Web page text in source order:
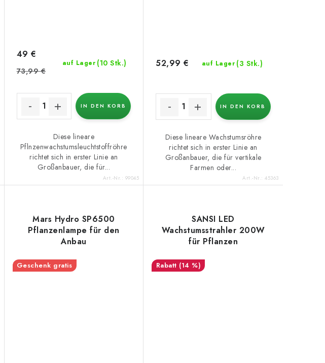
auf Lager (10 Stk.)
49 €
73,99 €
IN DEN KORB
Diese lineare
Pflnzenwachstumsleuchtstoffröhre
richtet sich in erster Linie an
Großanbauer, die für...
Art.-Nr.: 99045
auf Lager (3 Stk.)
52,99 €
IN DEN KORB
Diese lineare Wachstumsröhre
richtet sich in erster Linie an
Großanbauer, die für vertikale
Farmen oder...
Art.-Nr.:45363
Mars Hydro SP6500
Pflanzenlampe für den
Anbau
Geschenk gratis
SANSI LED
Wachstumsstrahler 200W
für Pflanzen
(14 %)